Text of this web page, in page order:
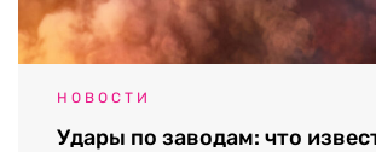
НОВОСТИ
Удары по заводам: что